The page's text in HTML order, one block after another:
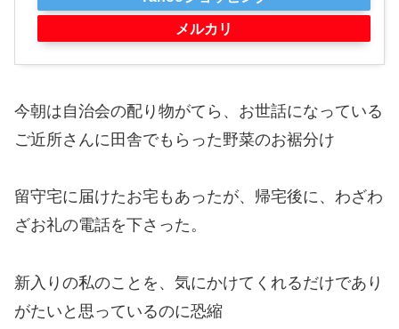
メルカリ
今朝は自治会の配り物がてら、お世話になっている
ご近所さんに田舎でもらった野菜のお裾分け
留守宅に届けたお宅もあったが、帰宅後に、わざわ
ざお礼の電話を下さった。
新入りの私のことを、気にかけてくれるだけであり
がたいと思っているのに恐縮